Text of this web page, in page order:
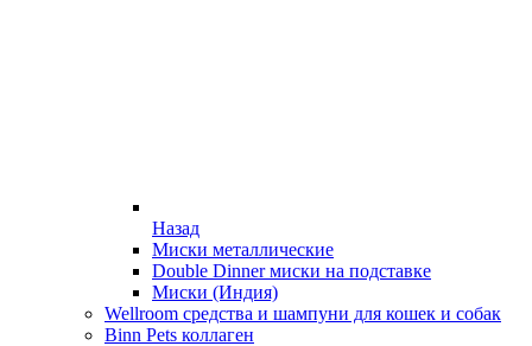
Назад
Миски металлические
Double Dinner миски на подставке
Миски (Индия)
Wellroom средства и шампуни для кошек и собак
Binn Pets коллаген